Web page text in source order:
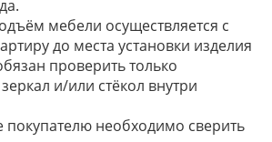
мебели осуществляется с
до места установки изделия
проверить только
и/или стёкол внутри
покупателю необходимо сверить